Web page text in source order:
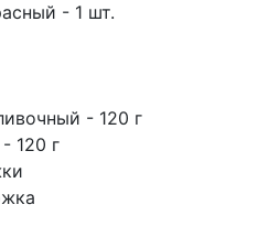
- 1 шт.
- 120 г
120 г